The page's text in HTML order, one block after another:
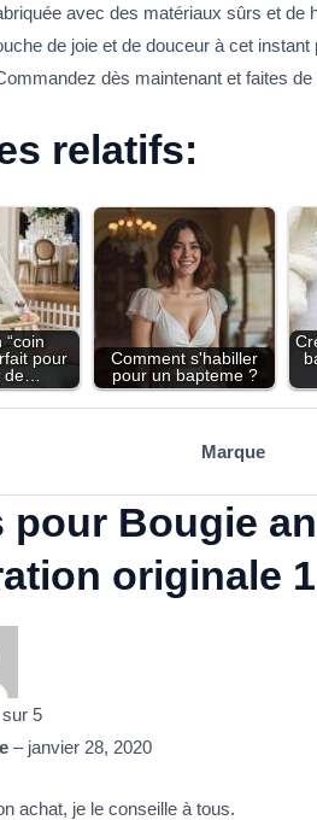
avec des matériaux sûrs et
de joie et de douceur à cet
dès maintenant et faites
relatifs:
“coin
pour
de…
Comment s'habiller
pour un bapteme​ ?
Marque
pour Bougie
originale
5
– janvier 28, 2020
achat, je le conseille à tous.